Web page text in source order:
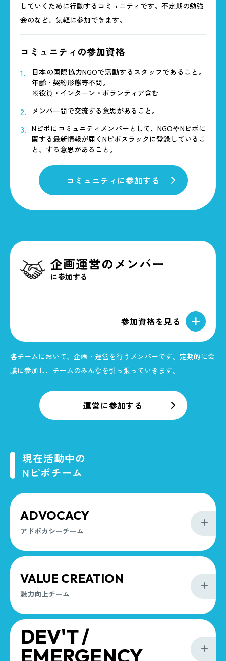
していくために行動するコミュニティです。 不定期の勉強
会のなど、気軽に参加できます。
コミュニティの参加資格
日本の国際協力NGOで活動するスタッフであること。
年齢・契約形態等不問。
※役員・インターン・ボランティア含む
メンバー間で交流する意思があること。
Nピボにコミュニティメンバーとして、NGOやNピボに
関する最新情報が届くNピボスラックに登録しているこ
と、する意思があること。
コミュニティに参加する
企画運営のメンバー
に参加する
参加資格を見る
運営の参加資格
40代以下であること
閉じる
各チームにおいて、企画・運営を行うメンバーです。定期的に会
議に参加し、チームのみんなを引っ張っていきます。
運営に参加する
現在活動中の
Nピボチーム
ADVOCACY
アドボカシーチーム
VALUE CREATION
魅力向上チーム
DEV'T /